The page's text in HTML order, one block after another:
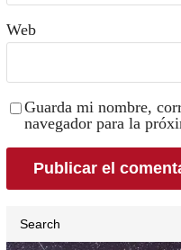
Web
Guarda mi nombre,
navegador para la